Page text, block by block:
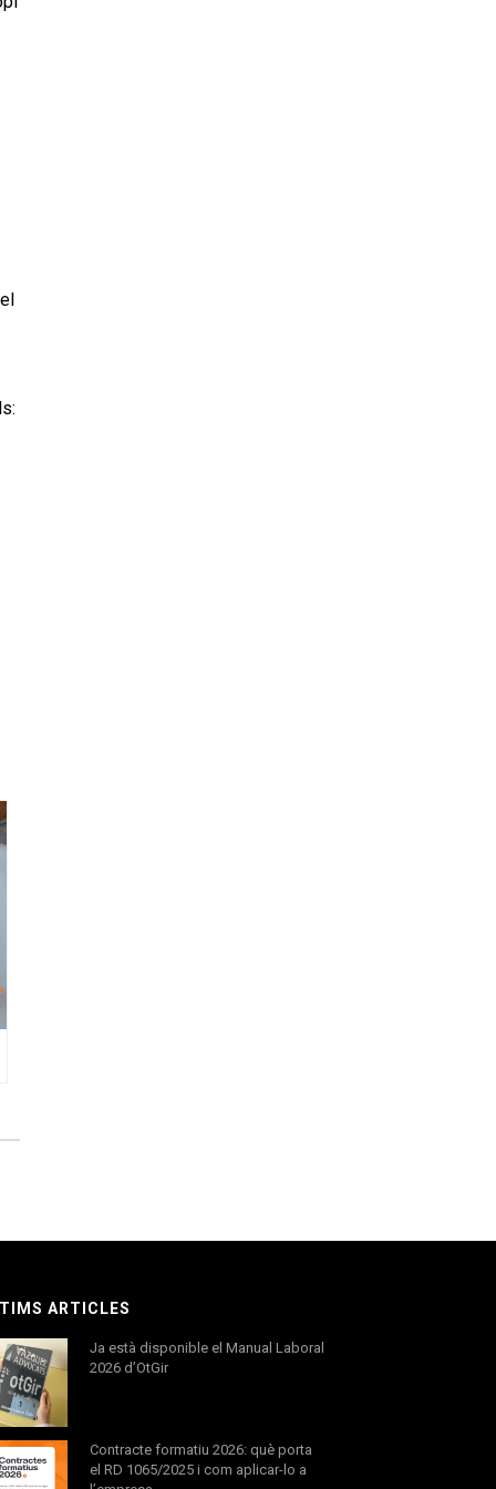
ARTICLES
Ja està disponible el Manual Laboral
2026 d’OtGir
Contracte formatiu 2026: què porta
el RD 1065/2025 i com aplicar-lo a